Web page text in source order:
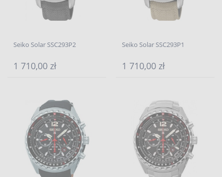
Seiko Solar SSC293P2
1 710,00 zł
Seiko Solar SSC293P1
1 710,00 zł